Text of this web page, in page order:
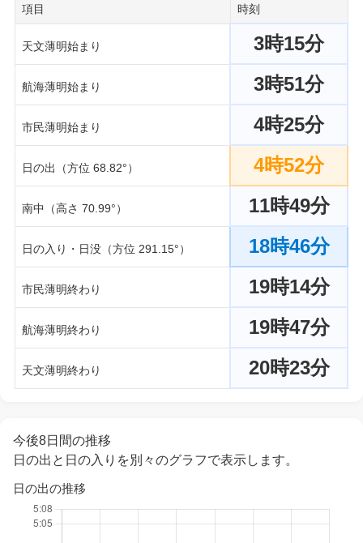
項目 時刻
天文薄明始まり 3時15分
航海薄明始まり 3時51分
市民薄明始まり 4時25分
日の出（方位 68.82°） 4時52分
南中（高さ 70.99°） 11時49分
日の入り・日没（方位 291.15°） 18時46分
市民薄明終わり 19時14分
航海薄明終わり 19時47分
天文薄明終わり 20時23分
今後8日間の推移
日の出と日の入りを別々のグラフで表示します。
日の出の推移